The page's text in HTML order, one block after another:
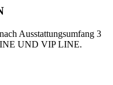
Ausstattungsumfang 3
UND VIP LINE.